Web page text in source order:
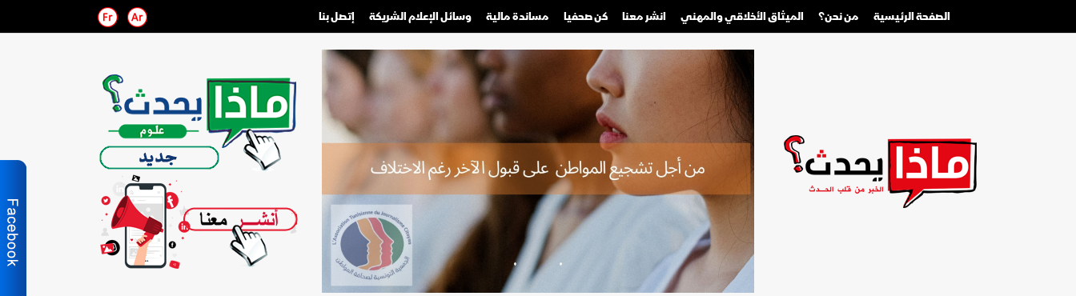
الصفحة الرئيسية من نحن؟ الميثاق الأخلاقي والمهني انشر معنا
كن صحفيا
صحفي محترف
صحفي مواطن
مساندة مالية وسائل الإعلام الشريكة إتصل بنا